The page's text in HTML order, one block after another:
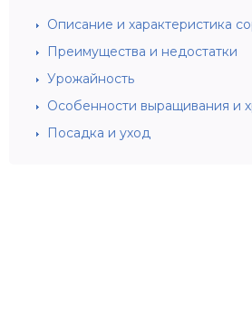
Описание и характеристика
Преимущества и недостатки
Урожайность
Особенности выращивания и
Посадка и уход